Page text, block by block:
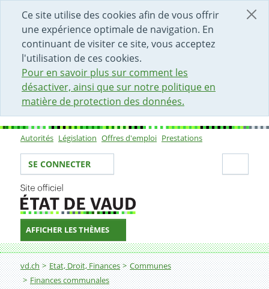
Ce site utilise des cookies afin de vous offrir
une expérience optimale de navigation. En
continuant de visiter ce site, vous acceptez
l'utilisation de ces cookies.
Pour en savoir plus sur comment les
désactiver, ainsi que sur notre politique en
matière de protection des données.
DÉBUT DU CONTENU DE LA PAGE
ACCÈS AU CHAMP DE RECHERCHE
PAGE D'ACCUEIL
FORMULAIRE DE CONTACT
Sous-navigation
Autorités Législation Offres d'emploi Prestations
Votre identité
SE CONNECTER
AFFICHER LES THÈMES
Fil d'Ariane
vd.ch Etat, Droit, Finances
Communes
Finances communales
Dépôt des budgets communaux